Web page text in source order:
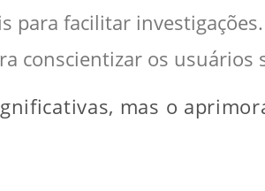
para facilitar investigações.
conscientizar os usuários
mas o